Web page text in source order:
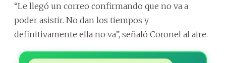
“Le llegó un correo confirmando que no va a
poder asistir. No dan los tiempos y
definitivamente ella no va”, señaló Coronel al aire.